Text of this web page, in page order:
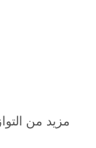
مزيد من